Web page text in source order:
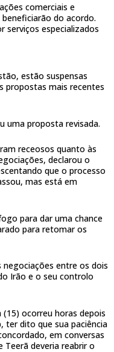
comerciais e
do acordo.
serviços especializados
estão suspensas
propostas mais recentes
uma proposta revisada.
receosos quanto às
declarou o
que o processo
mas está em
para dar uma chance
para retomar os
entre os dois
Irão e o seu controlo
ocorreu horas depois
ter dito que sua paciência
em conversas
Teerã deveria reabrir o